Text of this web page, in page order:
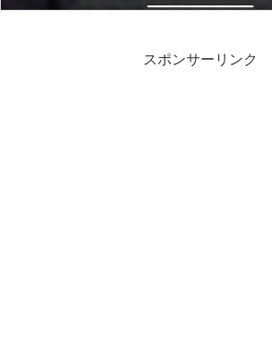
スポンサーリンク